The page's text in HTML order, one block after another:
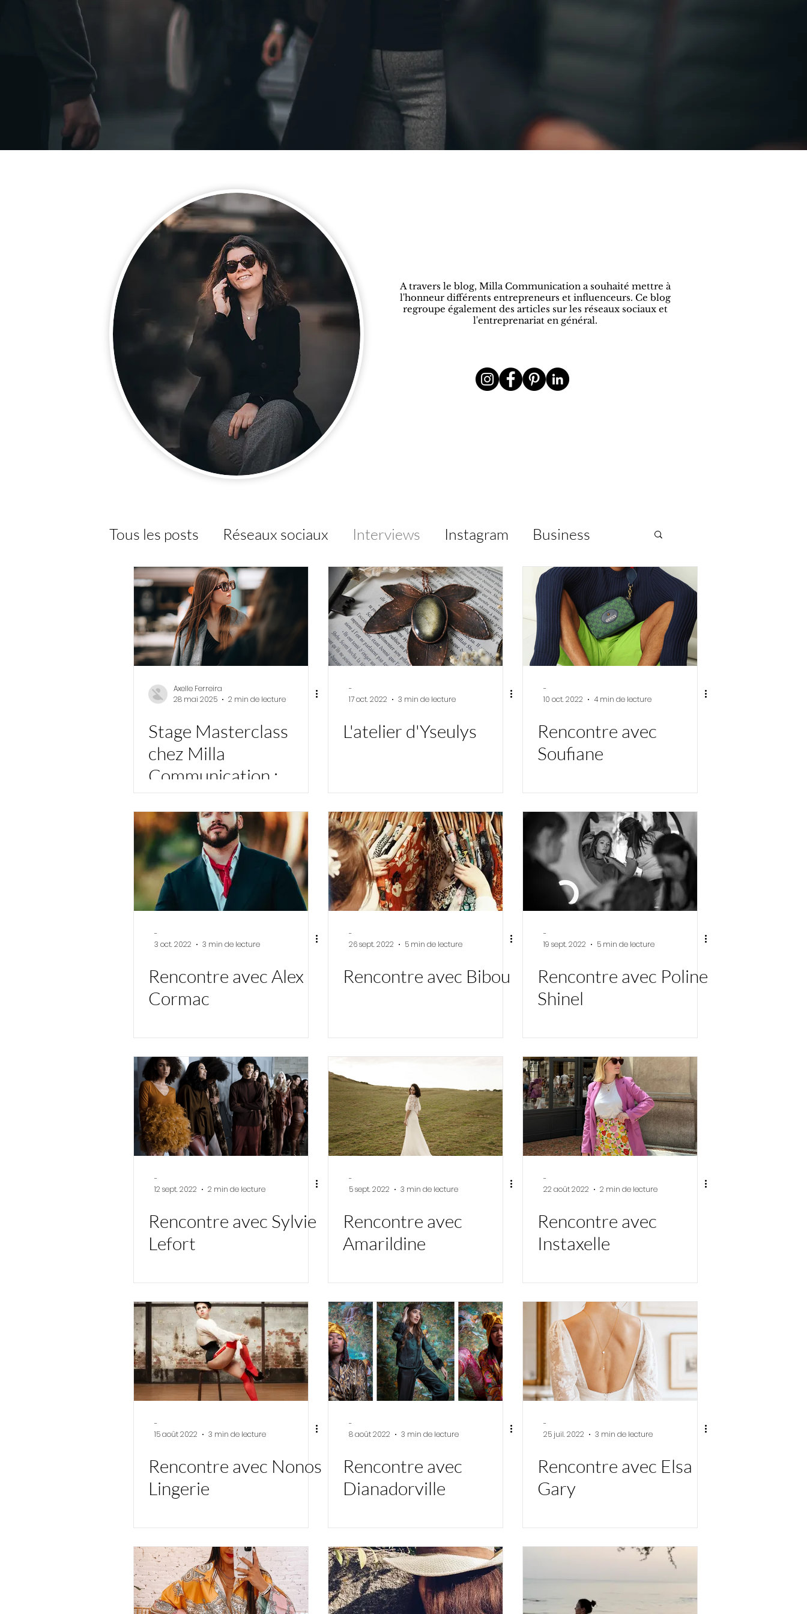
A travers le blog, Milla Communication a souhaité mettre à
l'honneur différents entrepreneurs et influenceurs. Ce blog
regroupe également des articles sur les réseaux sociaux et
l'entreprenariat en général.
Tous les posts Réseaux sociaux Interviews Instagram Business
Site internet shooting photo Facebook outils
Initiatives & Engagements
Axelle Ferreira
28 mai 2025
2 min de lecture
Stage Masterclass
chez Milla
Communication :
entre Community
Management,
créativité, rires.
-
17 oct. 2022
3 min de lecture
L'atelier d'Yseulys
-
10 oct. 2022
4 min de lecture
Rencontre avec
Soufiane
-
3 oct. 2022
3 min de lecture
Rencontre avec Alex
Cormac
-
26 sept. 2022
5 min de lecture
Rencontre avec Bibou
-
19 sept. 2022
5 min de lecture
Rencontre avec Poline
Shinel
-
12 sept. 2022
2 min de lecture
Rencontre avec Sylvie
Lefort
-
5 sept. 2022
3 min de lecture
Rencontre avec
Amarildine
-
22 août 2022
2 min de lecture
Rencontre avec
Instaxelle
-
15 août 2022
3 min de lecture
Rencontre avec Nonos
Lingerie
-
8 août 2022
3 min de lecture
Rencontre avec
Dianadorville
-
25 juil. 2022
3 min de lecture
Rencontre avec Elsa
Gary